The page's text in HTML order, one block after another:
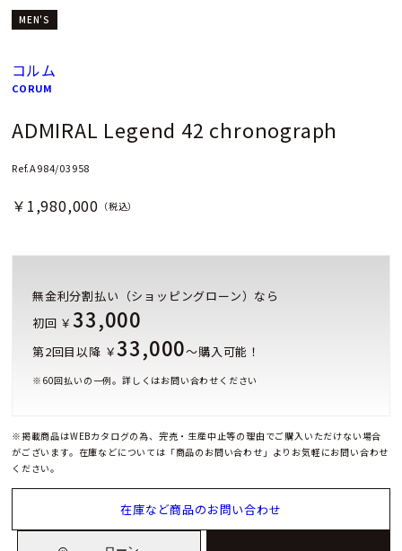
MEN'S
コルム
CORUM
ADMIRAL Legend 42 chronograph
Ref.A984/03958
￥1,980,000 （税込）
無金利分割払い（ショッピングローン）なら
初回 ￥33,000
第2回目以降 ￥33,000～購入可能！
※ 60回払いの一例。詳しくはお問い合わせください
※掲載商品はWEBカタログの為、完売・生産中止等の理由でご購入いただけない場合
がございます。在庫などについては「商品のお問い合わせ」よりお気軽にお問い合わせ
ください。
在庫など商品のお問い合わせ